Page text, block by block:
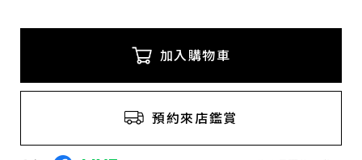
加入購物車
預約來店鑑賞